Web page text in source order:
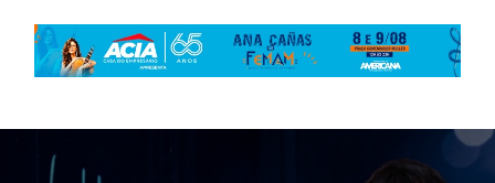
Royal Palm Hall terá